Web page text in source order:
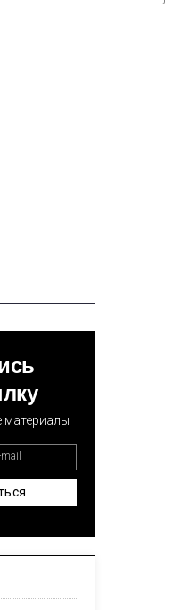
материалы